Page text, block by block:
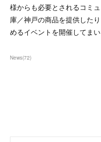
様からも必要とされるコミ
庫／神戸の商品を提供した
めるイベントを開催してまい
News(72)